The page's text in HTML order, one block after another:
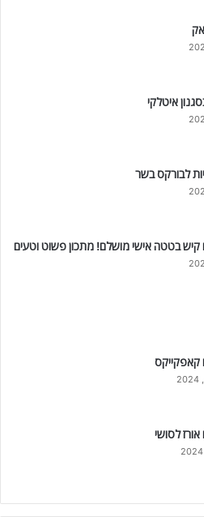
איטלקי
לבורקס בשר
קיש בטטה אישי מושלם! מתכון פשוט וטעים
קאפקייקס
אורז לסושי